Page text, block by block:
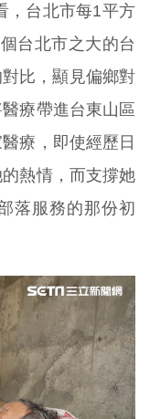
，台北市每1平方
台北市之大的台
比，顯見偏鄉對
療帶進台東山區
療，即使經歷日
熱情，而支撐她
落服務的那份初